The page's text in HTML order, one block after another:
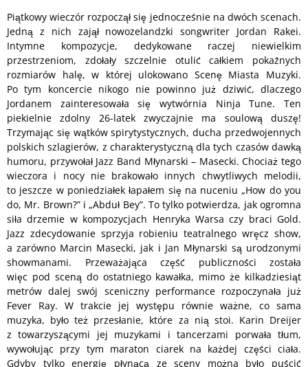
Piątkowy wieczór rozpoczął się jednocześnie na dwóch scenach.
Jedną z nich zajął nowozelandzki songwriter Jordan Rakei.
Intymne kompozycje, dedykowane raczej niewielkim
przestrzeniom, zdołały szczelnie otulić całkiem pokaźnych
rozmiarów halę, w której ulokowano Scenę Miasta Muzyki.
Po tym koncercie nikogo nie powinno już dziwić, dlaczego
Jordanem zainteresowała się wytwórnia Ninja Tune. Ten
piekielnie zdolny 26-latek zwyczajnie ma soulową duszę!
Trzymając się wątków spirytystycznych, ducha przedwojennych
polskich szlagierów, z charakterystyczną dla tych czasów dawką
humoru, przywołał Jazz Band Młynarski – Masecki. Chociaż tego
wieczora i nocy nie brakowało innych chwytliwych melodii,
to jeszcze w poniedziałek łapałem się na nuceniu „How do you
do, Mr. Brown?” i „Abduł Bey”. To tylko potwierdza, jak ogromna
siła drzemie w kompozycjach Henryka Warsa czy braci Gold.
Jazz zdecydowanie sprzyja robieniu teatralnego wręcz show,
a zarówno Marcin Masecki, jak i Jan Młynarski są urodzonymi
showmanami. Przeważająca część publiczności została
więc pod sceną do ostatniego kawałka, mimo że kilkadziesiąt
metrów dalej swój sceniczny performance rozpoczynała już
Fever Ray. W trakcie jej występu równie ważne, co sama
muzyka, było też przesłanie, które za nią stoi. Karin Dreijer
z towarzyszącymi jej muzykami i tancerzami porwała tłum,
wywołując przy tym maraton ciarek na każdej części ciała.
Gdyby tylko energię płynącą ze sceny można było puścić